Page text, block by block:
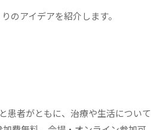
のアイデアを紹介します。
患者がともに、治療や生活について